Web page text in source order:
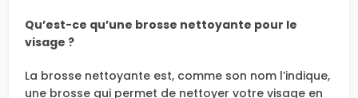
Qu’est-ce qu’une brosse nettoyante pour le
visage ?
La brosse nettoyante est, comme son nom l’indique,
une brosse qui permet de nettoyer votre visage en